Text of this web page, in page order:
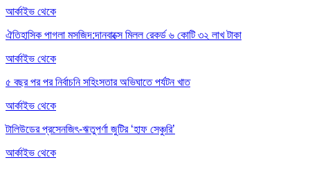
আর্কাইভ থেকে
ঐতিহাসিক পাগলা মসজিদ:দানবাক্সে মিলল রেকর্ড ৬ কোটি ৩২ লাখ টাকা
আর্কাইভ থেকে
৫ বছর পর পর নির্বাচনি সহিংসতার অভিঘাতে পর্যটন খাত
আর্কাইভ থেকে
টালিউডের প্রসেনজিৎ-ঋতুপর্ণা জুটির ‘হাফ সেঞ্চুরি’
আর্কাইভ থেকে